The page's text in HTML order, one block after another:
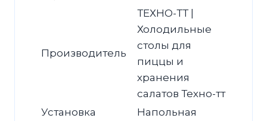
Производитель
ТЕХНО-ТТ |
Холодильные
столы для
пиццы и
хранения
салатов Техно-тт
Установка
Напольная